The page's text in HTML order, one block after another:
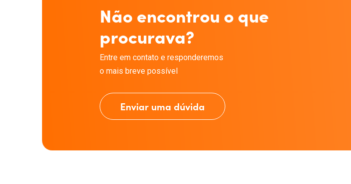
Não encontrou o que
procurava?
Entre em contato e responderemos
o mais breve possível
Enviar uma dúvida